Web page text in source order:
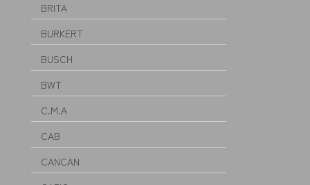
BRITA
BURKERT
BUSCH
BWT
C.M.A
CAB
CANCAN